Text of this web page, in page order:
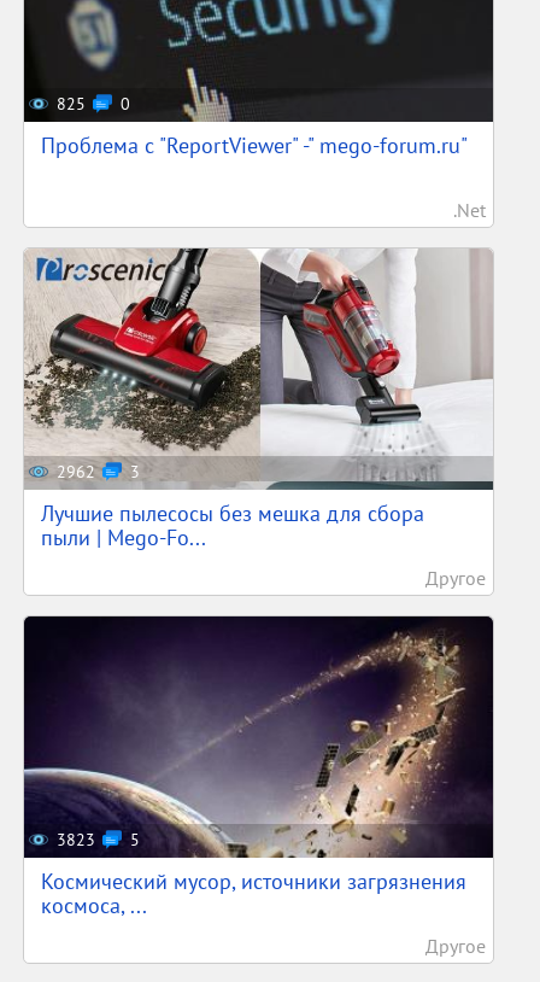
825 0
Проблема с "ReportViewer" -" mego-forum.ru"
.Net
2962 3
Лучшие пылесосы без мешка для сбора
пыли | Mego-Fo...
Другое
3823 5
Космический мусор, источники загрязнения
космоса, ...
Другое